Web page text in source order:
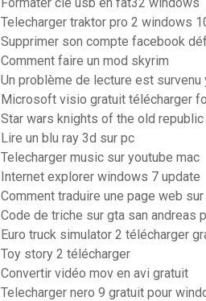
Telecharger traktor pro 2 windows
Supprimer son compte facebook
Comment faire un mod skyrim
Un problème de lecture est survenu
Microsoft visio gratuit télécharger
Star wars knights of the old
Lire un blu ray 3d sur pc
Telecharger music sur youtube mac
Internet explorer windows 7 update
Comment traduire une page web
Code de triche sur gta san andreas
Euro truck simulator 2 télécharger
Toy story 2 télécharger
Convertir vidéo mov en avi gratuit
Telecharger nero 9 gratuit pour